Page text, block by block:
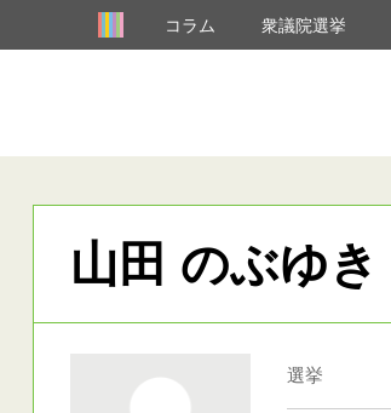
コラム 衆議院選挙
山田 のぶゆき
選挙